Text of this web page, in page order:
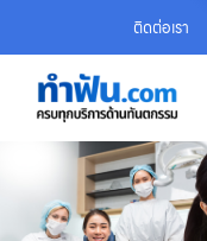
ติดต่อเรา